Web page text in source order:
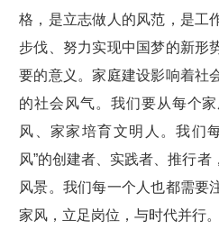
格，是立志做人的风范，是工
步伐、努力实现中国梦的新形
要的意义。家庭建设影响着社
的社会风气。我们要从每个
风、家家培育文明人。我们
风”的创建者、实践者、推行
风景。我们每一个人也都需要
家风，立足岗位，与时代并行。